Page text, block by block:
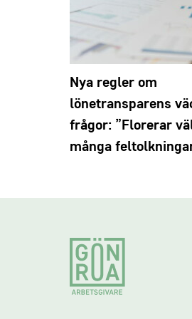
Nya regler om
lönetransparens
frågor: ”Florerar
många